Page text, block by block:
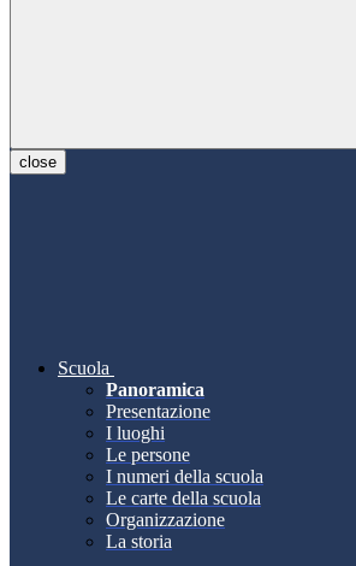
close
Scuola
Panoramica
Presentazione
I luoghi
Le persone
I numeri della scuola
Le carte della scuola
Organizzazione
La storia